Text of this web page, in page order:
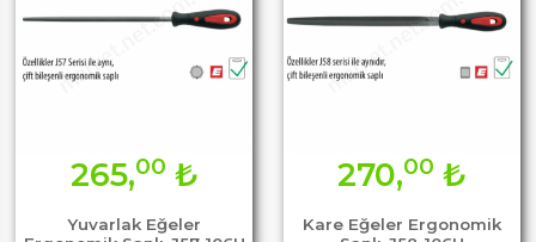
Yuvarlak Eğeler
265,00 ₺
Kare Eğeler Ergonomik
270,00 ₺